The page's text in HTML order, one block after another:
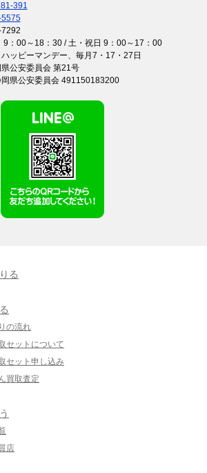
391
7292
9：00～18：30 / 土・祝日 9：00～17：00
ッピーマンデー、毎月7・17・27日
公安委員会 第21号
県公安委員会 491150183200
る
の流れ
セットについて
セット申し込み
買取査定
店